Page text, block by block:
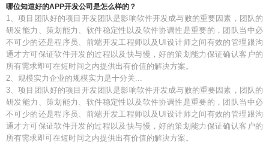
哪位知道好的APP开发公司是怎么样的？
1、项目团队好的项目开发团队是影响软件开发成与败的重要因素，团队的
研发能力、策划能力、软件稳定性以及软件协调性是重要的，团队当中必
不可少的还是程序员、前端开发工程师以及UI设计师之间有效的管理跟沟
通才方可保证软件开发的过程以及快与慢，好的策划能力保证确认客户的
所有需求即可在短时间之内提供出有价值的解决方案。
2、规模实力企业的规模实力是十分关...
3、项目团队好的项目开发团队是影响软件开发成与败的重要因素，团队的
研发能力、策划能力、软件稳定性以及软件协调性是重要的，团队当中必
不可少的还是程序员、前端开发工程师以及UI设计师之间有效的管理跟沟
通才方可保证软件开发的过程以及快与慢，好的策划能力保证确认客户的
所有需求即可在短时间之内提供出有价值的解决方案。